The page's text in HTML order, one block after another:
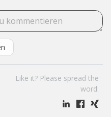
Like it? Please spread the
word: